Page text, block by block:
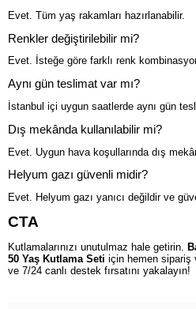
Evet. Tüm yaş rakamları hazırlanabilir.
Renkler değiştirilebilir mi?
Evet. İsteğe göre farklı renk
Aynı gün teslimat var mı?
İstanbul içi uygun saatlerde aynı gün
Dış mekânda kullanılabilir mi?
Evet. Uygun hava koşullarında dış
Helyum gazı güvenli midir?
Evet. Helyum gazı yanıcı değildir ve
CTA
Kutlamalarınızı unutulmaz hale getirin.
50 Yaş Kutlama Seti için hemen sipariş
ve 7/24 canlı destek fırsatını yakalayın!